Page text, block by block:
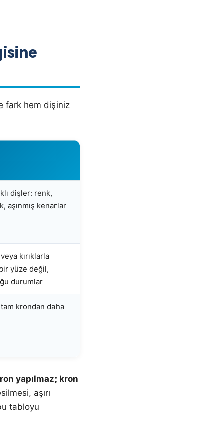
fark hem dişiniz
dişler: renk,
aşınmış kenarlar
kırıklarla
yüze değil,
durumlar
krondan daha
yapılmaz; kron
aşırı
tabloyu